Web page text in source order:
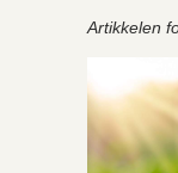
Artikkelen